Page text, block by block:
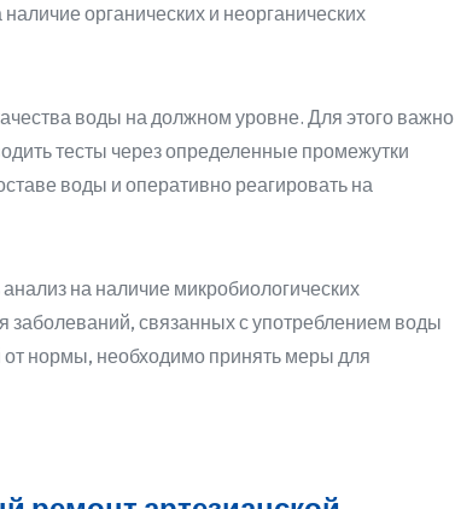
органических и неорганических
воды на должном уровне. Для этого важно
тесты через определенные промежутки
воды и оперативно реагировать на
на наличие микробиологических
заболеваний, связанных с употреблением воды
от нормы, необходимо принять меры для